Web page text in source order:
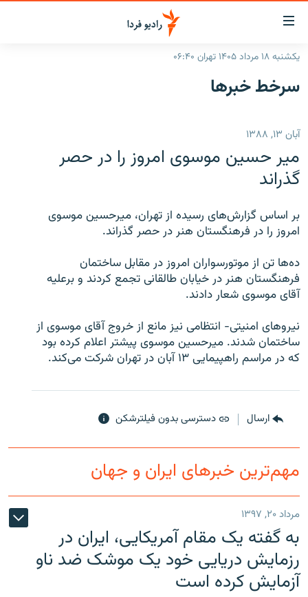
لینک‌های
قابلیت
دسترسی
بازگشت
اصلی
رفتن
به
صفحه
ایران
انتخاب کنید و بشنوید
فرکانس‌ها
پادکست
گزارش‌های تصویری
زنان فردا
English
به ما بپیوندید
زبان‌های دیگر
یکشنبه ۱۸ مرداد ۱۴۰۵ تهران ۰۶:۴۰
سرخط‌ خبرها
آبان ۱۳, ۱۳۸۸
میر حسین موسوی امروز را در حصر
گذراند
بر اساس گزارش‌های رسيده از تهران، ميرحسين موسوی
امروز را در فرهنگستان هنر در حصر گذراند.
ده‌ها تن از موتورسواران امروز در مقابل ساختمان
فرهنگستان هنر در خیابان طالقانی تجمع کردند و برعليه
آقای موسوی شعار دادند.
نيروهای امنيتی- انتظامی نيز مانع از خروج آقای موسوی از
ساختمان شدند. ميرحسين موسوی پيشتر اعلام کرده بود
که در مراسم راهپيمايی ۱۳ آبان در تهران شرکت می‌کند.
ارسال دسترسی بدون فیلترشکن
مهم‌ترین خبرهای ایران و جهان
مرداد ۲۰, ۱۳۹۷
به گفته یک مقام آمریکایی، ایران در
رزمایش دریایی خود یک موشک ضد ناو
آزمایش کرده است